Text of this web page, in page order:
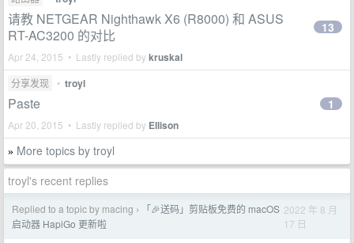
请教 NETGEAR Nighthawk X6 (R8000) 和 ASUS
RT-AC3200 的对比
Apr 24, 2015 • Lastly replied bykruskal
13
分享发现 • troyl
Paste
Apr 20, 2015 • Lastly replied by Ellison
1
» More topics by troyl
troyl's recent replies
Replied to a topic by macing ›
「🎉送码」剪贴板免费的 macOS
启动器 HapiGo 更新啦
2022 年 8 月
17 日